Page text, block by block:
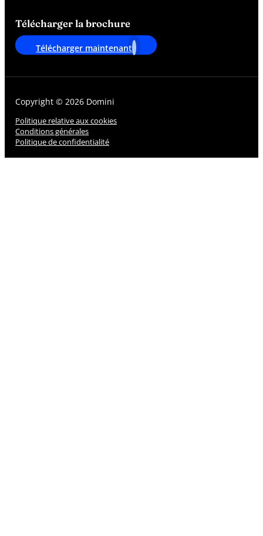
Télécharger la brochure
Télécharger maintenant
Copyright © 2026 Domini
Politique relative aux cookies
Conditions générales
Politique de confidentialité